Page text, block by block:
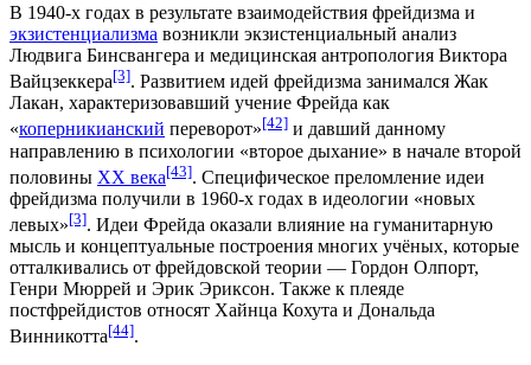
В 1940-х годах в результате взаимодействия фрейдизма и
экзистенциализма возникли экзистенциальный анализ
Людвига Бинсвангера и медицинская антропология Виктора
Вайцзеккера[3]. Развитием идей фрейдизма занимался Жак
Лакан, характеризовавший учение Фрейда как
«коперникианский переворот»[42] и давший данному
направлению в психологии «второе дыхание» в начале второй
половины XX века[43]. Специфическое преломление идеи
фрейдизма получили в 1960-х годах в идеологии «но­вых
левых»[3]. Идеи Фрейда оказали влияние на гуманитарную
мысль и концептуальные построения многих учёных, которые
отталкивались от фрейдовской теории — Гордон Олпорт,
Генри Мюррей и Эрик Эриксон. Также к плеяде
постфрейдистов относят Хайнца Кохута и Дональда
Винникотта[44].